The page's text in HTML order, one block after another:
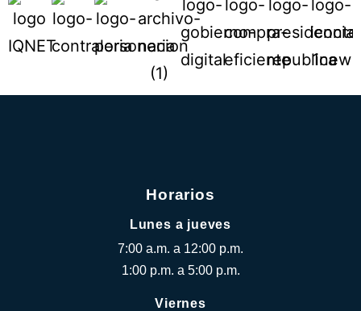
Horarios
Lunes a jueves
7:00 a.m. a 12:00 p.m.
1:00 p.m. a 5:00 p.m.
Viernes